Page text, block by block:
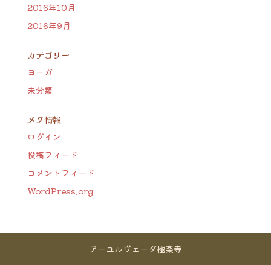
2016年10月
2016年9月
カテゴリー
ヨーガ
未分類
メタ情報
ログイン
投稿フィード
コメントフィード
WordPress.org
アーユルヴェーダ極楽寺